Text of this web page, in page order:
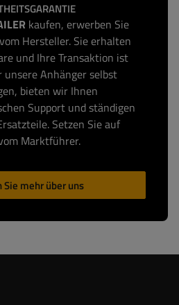
kaufen, erwerben Sie
Hersteller. Sie erhalten
und Ihre Transaktion ist
unsere Anhänger selbst
bieten wir Ihnen
Support und ständigen
Setzen Sie auf
Marktführer.
Sie mehr über uns